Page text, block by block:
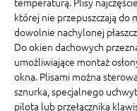
której nie przepuszczają do
dowolnie nachylonej
Do okien dachowych
umożliwiające montaż
okna. Plisami można
sznurka, specjalnego
pilota lub przełącznika